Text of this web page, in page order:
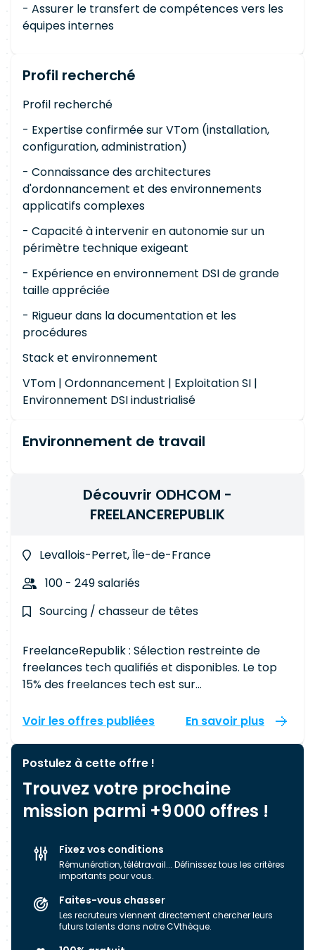
- Assurer le transfert de compétences vers les
équipes internes
Profil recherché
Profil recherché
- Expertise confirmée sur VTom (installation,
configuration, administration)
- Connaissance des architectures
d'ordonnancement et des environnements
applicatifs complexes
- Capacité à intervenir en autonomie sur un
périmètre technique exigeant
- Expérience en environnement DSI de grande
taille appréciée
- Rigueur dans la documentation et les
procédures
Stack et environnement
VTom | Ordonnancement | Exploitation SI |
Environnement DSI industrialisé
Environnement de travail
Découvrir ODHCOM -
FREELANCEREPUBLIK
Levallois-Perret, Île-de-France
100 - 249 salariés
Sourcing / chasseur de têtes
FreelanceRepublik : Sélection restreinte de
freelances tech qualifiés et disponibles. Le top
15% des freelances tech est sur
En temps réel, nous identifions le top 15% des
missions.
Voir les offres publiées En savoir plus
Postulez à cette offre !
Trouvez votre prochaine
mission parmi +9 000 offres !
Fixez vos conditions
Rémunération, télétravail... Définissez tous les critères
importants pour vous.
Faites-vous chasser
Les recruteurs viennent directement chercher leurs
futurs talents dans notre CVthèque.